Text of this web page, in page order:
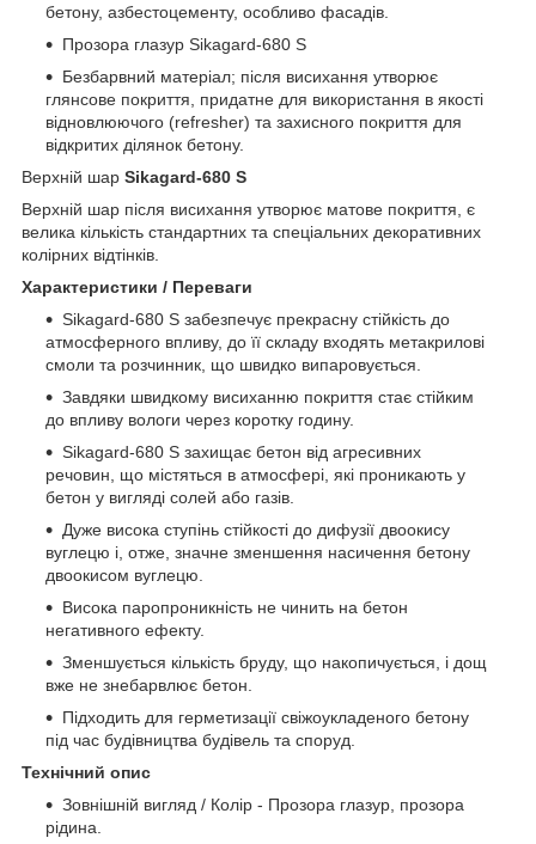
бетону, азбестоцементу, особливо фасадів.
Прозора глазур Sikagard-680 S
Безбарвний матеріал; після висихання утворює
глянсове покриття, придатне для використання в якості
відновлюючого (refresher) та захисного покриття для
відкритих ділянок бетону.
Верхній шар Sikagard-680 S
Верхній шар після висихання утворює матове покриття, є
велика кількість стандартних та спеціальних декоративних
колірних відтінків.
Характеристики / Переваги
Sikagard-680 S забезпечує прекрасну стійкість до
атмосферного впливу, до її складу входять метакрилові
смоли та розчинник, що швидко випаровується.
Завдяки швидкому висиханню покриття стає стійким
до впливу вологи через коротку годину.
Sikagard-680 S захищає бетон від агресивних
речовин, що містяться в атмосфері, які проникають у
бетон у вигляді солей або газів.
Дуже висока ступінь стійкості до дифузії двоокису
вуглецю і, отже, значне зменшення насичення бетону
двоокисом вуглецю.
Висока паропроникність не чинить на бетон
негативного ефекту.
Зменшується кількість бруду, що накопичується, і дощ
вже не знебарвлює бетон.
Підходить для герметизації свіжоукладеного бетону
під час будівництва будівель та споруд.
Технічний опис
Зовнішній вигляд / Колір - Прозора глазур, прозора
рідина.